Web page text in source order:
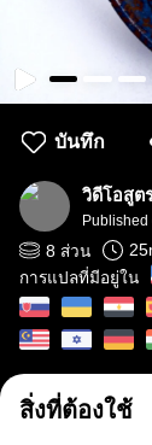
บันทึก
วิดีโอสูต
Published
8 ส่วน 25
การแปลที่มีอยู่ใน
สิ่งที่ต้องใช้